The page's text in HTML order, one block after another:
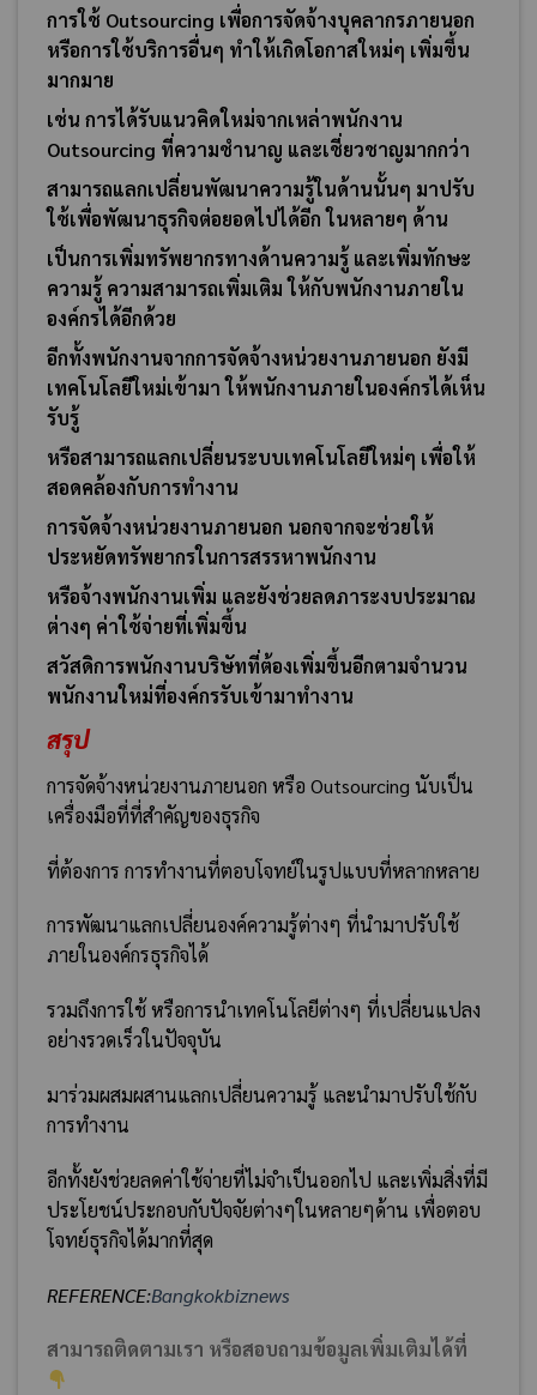
การใช้ Outsourcing เพื่อการจัดจ้างบุคลากรภายนอก
หรือการใช้บริการอื่นๆ ทำให้เกิดโอกาสใหม่ๆ เพิ่มขึ้น
มากมาย
เช่น การได้รับแนวคิดใหม่จากเหล่าพนักงาน
Outsourcing ที่ความชำนาญ และเชี่ยวชาญมากกว่า
สามารถแลกเปลี่ยนพัฒนาความรู้ในด้านนั้นๆ มาปรับ
ใช้เพื่อพัฒนาธุรกิจต่อยอดไปได้อีก ในหลายๆ ด้าน
เป็นการเพิ่มทรัพยากรทางด้านความรู้ และเพิ่มทักษะ
ความรู้ ความสามารถเพิ่มเติม ให้กับพนักงานภายใน
องค์กรได้อีกด้วย
อีกทั้งพนักงานจากการจัดจ้างหน่วยงานภายนอก ยังมี
เทคโนโลยีใหม่เข้ามา ให้พนักงานภายในองค์กรได้เห็น
รับรู้
หรือสามารถแลกเปลี่ยนระบบเทคโนโลยีใหม่ๆ เพื่อให้
สอดคล้องกับการทำงาน
การจัดจ้างหน่วยงานภายนอก นอกจากจะช่วยให้
ประหยัดทรัพยากรในการสรรหาพนักงาน
หรือจ้างพนักงานเพิ่ม และยังช่วยลดภาระงบประมาณ
ต่างๆ ค่าใช้จ่ายที่เพิ่มขึ้น
สวัสดิการพนักงานบริษัทที่ต้องเพิ่มขึ้นอีกตามจำนวน
พนักงานใหม่ที่องค์กรรับเข้ามาทำงาน
สรุป
การจัดจ้างหน่วยงานภายนอก หรือ Outsourcing นับเป็น
เครื่องมือที่ที่สำคัญของธุรกิจ
ที่ต้องการ การทำงานที่ตอบโจทย์ในรูปแบบที่หลากหลาย
การพัฒนาแลกเปลี่ยนองค์ความรู้ต่างๆ ที่นำมาปรับใช้
ภายในองค์กรธุรกิจได้
รวมถึงการใช้ หรือการนำเทคโนโลยีต่างๆ ที่เปลี่ยนแปลง
อย่างรวดเร็วในปัจจุบัน
มาร่วมผสมผสานแลกเปลี่ยนความรู้ และนำมาปรับใช้กับ
การทำงาน
อีกทั้งยังช่วยลดค่าใช้จ่ายที่ไม่จำเป็นออกไป และเพิ่มสิ่งที่มี
ประโยชน์ประกอบกับปัจจัยต่างๆในหลายๆด้าน เพื่อตอบ
โจทย์ธุรกิจได้มากที่สุด
REFERENCE:Bangkokbiznews
สามารถติดตามเรา หรือสอบถามข้อมูลเพิ่มเติมได้ที่